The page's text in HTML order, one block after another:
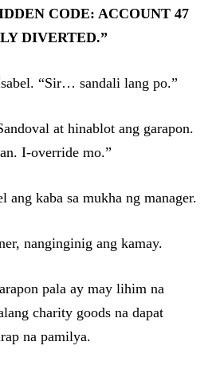
CODE: ACCOUNT 47
DIVERTED.”
“Sir… sandali lang po.”
at hinablot ang garapon.
I-override mo.”
ang kaba sa mukha ng manager.
nanginginig ang kamay.
pala ay may lihim na
charity goods na dapat
na pamilya.